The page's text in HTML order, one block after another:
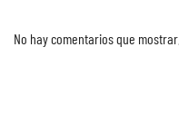
No hay comentarios que mostrar.